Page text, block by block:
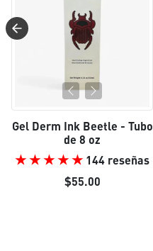
Gel Derm Ink Beetle - Tubo
de 8 oz
144 reseñas
$55.00